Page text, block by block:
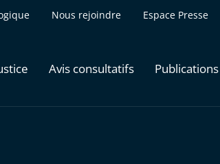
Nous rejoindre Espace Presse
Avis consultatifs